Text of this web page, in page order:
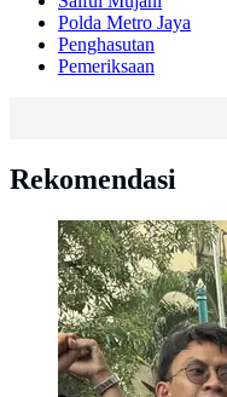
Polda Metro Jaya
Penghasutan
Pemeriksaan
Rekomendasi